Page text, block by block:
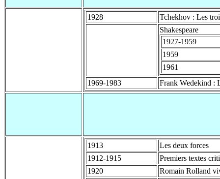
1928
Tchekhov : Les
Shakespeare
1927-1959
1959
1961
1969-1983
Frank Wedekind :
1913
Les deux forces
1912-1915
Premiers textes
1920
Romain Rolland